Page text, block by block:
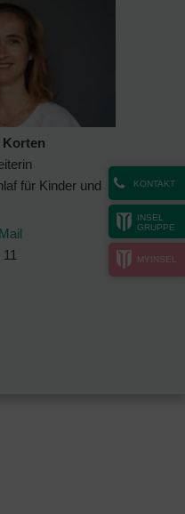
KONTAKT
INSEL
GRUPPE
MYINSEL
Korten
für Kinder und